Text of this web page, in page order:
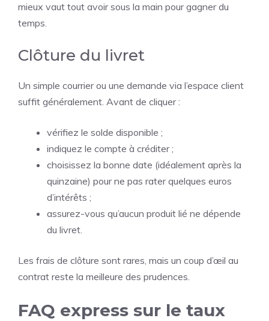
mieux vaut tout avoir sous la main pour gagner du
temps.
Clôture du livret
Un simple courrier ou une demande via l’espace client
suffit généralement. Avant de cliquer :
vérifiez le solde disponible ;
indiquez le compte à créditer ;
choisissez la bonne date (idéalement après la
quinzaine) pour ne pas rater quelques euros
d’intérêts ;
assurez-vous qu’aucun produit lié ne dépende
du livret.
Les frais de clôture sont rares, mais un coup d’œil au
contrat reste la meilleure des prudences.
FAQ express sur le taux